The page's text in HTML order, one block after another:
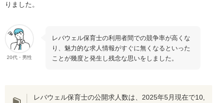
りました。
20代・男性
レバウェル保育士の利用者間での競争率が高くな
り、魅力的な求人情報がすぐに無くなるといった
ことが幾度と発生し残念な思いをしました。
レバウェル保育士の公開求人数は、 2025年5月現在で10